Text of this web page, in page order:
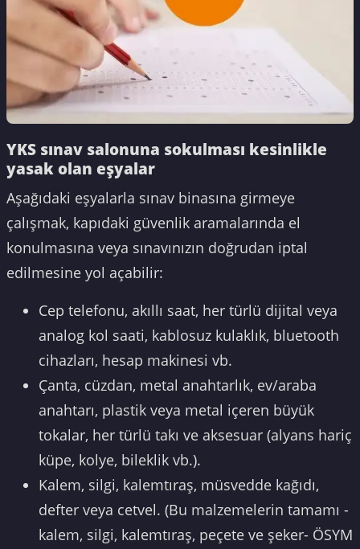
YKS sınav salonuna sokulması kesinlikle
yasak olan eşyalar
Aşağıdaki eşyalarla sınav binasına girmeye
çalışmak, kapıdaki güvenlik aramalarında el
konulmasına veya sınavınızın doğrudan iptal
edilmesine yol açabilir:
Cep telefonu, akıllı saat, her türlü dijital veya
analog kol saati, kablosuz kulaklık, bluetooth
cihazları, hesap makinesi vb.
Çanta, cüzdan, metal anahtarlık, ev/araba
anahtarı, plastik veya metal içeren büyük
tokalar, her türlü takı ve aksesuar (alyans hariç
küpe, kolye, bileklik vb.).
Kalem, silgi, kalemtıraş, müsvedde kağıdı,
defter veya cetvel. (Bu malzemelerin tamamı -
kalem, silgi, kalemtıraş, peçete ve şeker- ÖSYM